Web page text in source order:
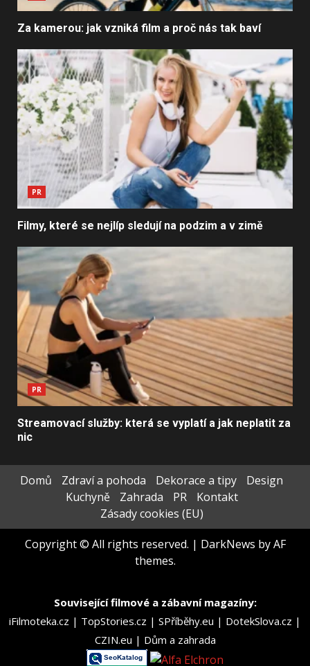
Za kamerou: jak vzniká film a proč nás tak baví
PR
Filmy, které se nejlíp sledují na podzim a v zimě
PR
Streamovací služby: která se vyplatí a jak neplatit za
nic
Domů Zdraví a pohoda Dekorace a tipy
Design
Kuchyně
Zahrada PR
Kontakt
Zásady cookies (EU)
Copyright © All rights reserved. | DarkNews by AF
themes.
Související filmové a zábavní magazíny:
iFilmoteka.cz | TopStories.cz | SPříběhy.eu | DotekSlova.cz |
CZIN.eu | Dům a zahrada